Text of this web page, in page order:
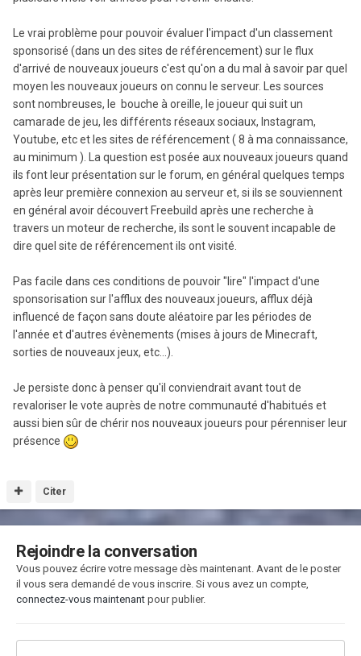
Le vrai problème pour pouvoir évaluer l'impact d'un classement
sponsorisé (dans un des sites de référencement) sur le flux
d'arrivé de nouveaux joueurs c'est qu'on a du mal à savoir par quel
moyen les nouveaux joueurs on connu le serveur. Les sources
sont nombreuses, le bouche à oreille, le joueur qui suit un
camarade de jeu, les différents réseaux sociaux, Instagram,
Youtube, etc et les sites de référencement ( 8 à ma connaissance,
au minimum ). La question est posée aux nouveaux joueurs quand
ils font leur présentation sur le forum, en général quelques temps
après leur première connexion au serveur et, si ils se souviennent
en général avoir découvert Freebuild après une recherche à
travers un moteur de recherche, ils sont le souvent incapable de
dire quel site de référencement ils ont visité.
Pas facile dans ces conditions de pouvoir "lire" l'impact d'une
sponsorisation sur l'afflux des nouveaux joueurs, afflux déjà
influencé de façon sans doute aléatoire par les périodes de
l'année et d'autres évènements (mises à jours de Minecraft,
sorties de nouveaux jeux, etc...).
Je persiste donc à penser qu'il conviendrait avant tout de
revaloriser le vote auprès de notre communauté d'habitués et
aussi bien sûr de chérir nos nouveaux joueurs pour pérenniser leur
présence
Citer
Rejoindre la conversation
Vous pouvez écrire votre message dès maintenant. Avant de le poster
il vous sera demandé de vous inscrire. Si vous avez un compte,
connectez-vous maintenant pour publier.